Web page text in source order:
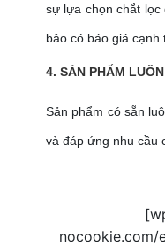
sự lựa chọn chắt lọc
bảo có báo giá
4. SẢN PHẨM
Sản phẩm có sẵn
và đáp ứng nhu cầu
nocookie.com/